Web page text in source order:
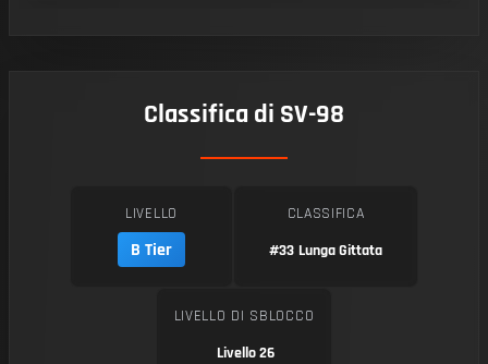
Classifica di SV-98
LIVELLO
B Tier
CLASSIFICA
#33 Lunga Gittata
LIVELLO DI SBLOCCO
Livello 26